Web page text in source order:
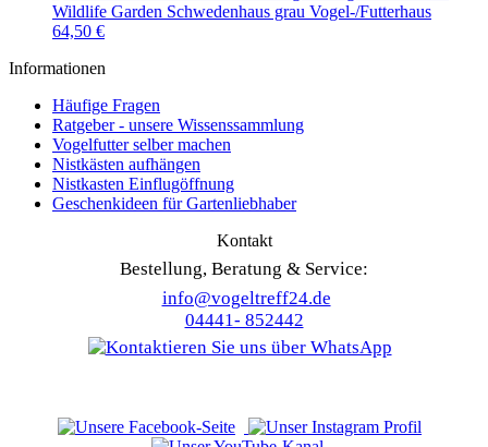
Wildlife Garden Schwedenhaus grau Vogel-/Futterhaus
64,50 €
Informationen
Häufige Fragen
Ratgeber - unsere Wissenssammlung
Vogelfutter selber machen
Nistkästen aufhängen
Nistkasten Einflugöffnung
Geschenkideen für Gartenliebhaber
Kontakt
Bestellung, Beratung & Service:
info@vogeltreff24.de
04441- 852442